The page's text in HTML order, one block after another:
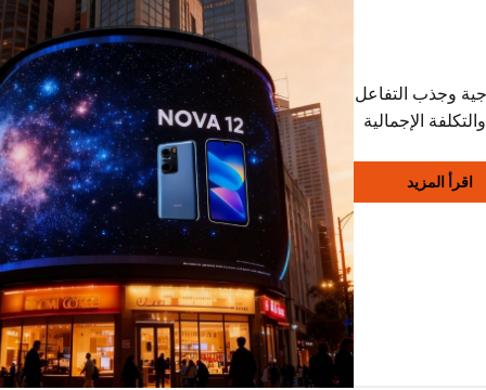
وجذب التفاعل
الإجمالية
اقرأ المزيد